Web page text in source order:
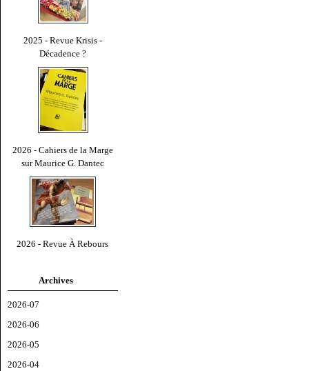
2025 - Revue Krisis -
Décadence ?
2026 - Cahiers de la Marge
sur Maurice G. Dantec
2026 - Revue À Rebours
Archives
2026-07
2026-06
2026-05
2026-04